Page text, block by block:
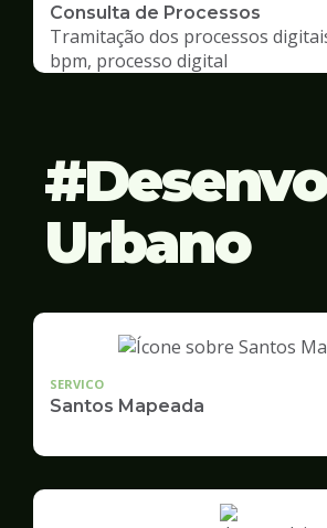
Consulta de Processos
Tramitação dos processos
bpm, processo digital
Urbano
SERVICO
Santos Mapeada